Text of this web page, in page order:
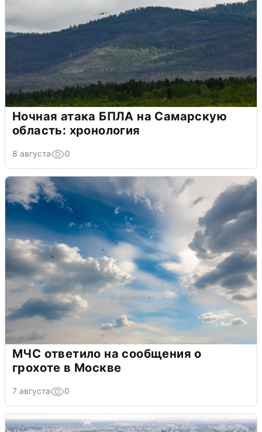
Ночная атака БПЛА на Самарскую
область: хронология
8 августа 0
МЧС ответило на сообщения о
грохоте в Москве
7 августа 0